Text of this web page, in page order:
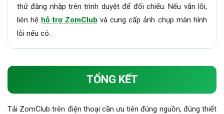
thử đăng nhập trên trình duyệt để đối chiếu. Nếu vẫn lỗi,
liên hệ hỗ trợ ZomClub và cung cấp ảnh chụp màn hình
lỗi nếu có.
TỔNG KẾT
Tải ZomClub trên điện thoại cần ưu tiên đúng nguồn, đúng thiết